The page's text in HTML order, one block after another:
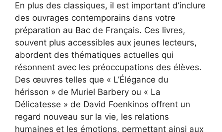
En plus des classiques, il est important d’inclure
des ouvrages contemporains dans votre
préparation au Bac de Français. Ces livres,
souvent plus accessibles aux jeunes lecteurs,
abordent des thématiques actuelles qui
résonnent avec les préoccupations des élèves.
Des œuvres telles que « L’Élégance du
hérisson » de Muriel Barbery ou « La
Délicatesse » de David Foenkinos offrent un
regard nouveau sur la vie, les relations
humaines et les émotions, permettant ainsi aux